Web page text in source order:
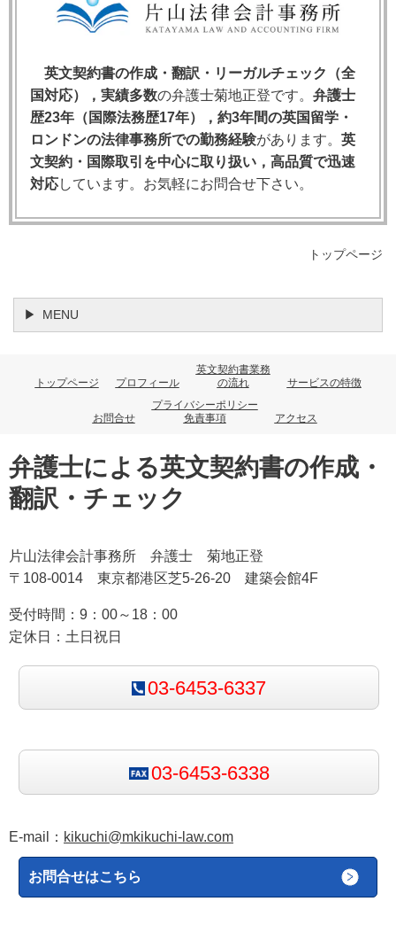
これまでサポートさせて頂いた日本企業の国
際取引の相手国です。取扱い国を限定せず，
ヨーロッパ
イギリス ドイツ トルコ スペイン
フランス ギリシャ アイルランド
スイス ルーマニア デンマーク
オーストリア ノルウェー イタリア
中南米
ブラジル
シンガポール インドネシア インド
中国 香港
バングラデシュ フィリピン
ガーナ エジプト スーダン
中東
バーレーン
英文契約書の作成・翻訳・リーガルチェック（全
国対応），実績多数の弁護士菊地正登です。 弁護士
歴23年（国際法務歴17年），約3年間の英国留学・
ロンドンの法律事務所での勤務経験があります。 英
文契約・国際取引を中心に取り扱い，高品質で迅速
対応しています。お気軽にお問合せ下さい。
トップページ
MENU
トップページ プロフィール
英文契約書業務
の流れ
サービスの特徴
お問合せ
プライバシーポリシー
免責事項
アクセス
弁護士による英文契約書の作成・
翻訳・チェック
片山法律会計事務所 弁護士 菊地正登
〒108-0014 東京都港区芝5-26-20 建築会館4F
受付時間：9：00～18：00
定休日：土日祝日
03-6453-6337
03-6453-6338
E-mail： kikuchi@mkikuchi-law.com
お問合せはこちら